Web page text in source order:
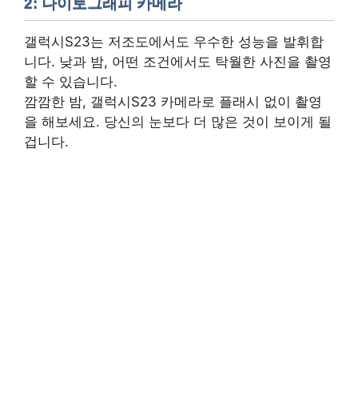
2: 나이토그래피 카메라
갤럭시S23는 저조도에서도 우수한 성능을 발휘합
니다. 낮과 밤, 어떤 조건에서도 탁월한 사진을 촬영
할 수 있습니다.
깜깜한 밤, 갤럭시S23 카메라로 플래시 없이 촬영
을 해보세요. 당신의 눈보다 더 많은 것이 보이게 될
겁니다.